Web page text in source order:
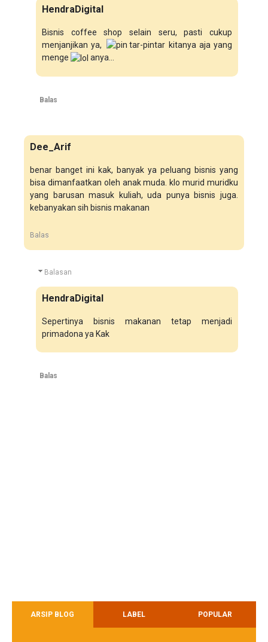
HendraDigital
Bisnis coffee shop selain seru, pasti cukup
menjanjikan ya,
tar-pintar kitanya aja yang
menge
anya...
Balas
Dee_Arif
benar banget ini kak, banyak ya peluang bisnis yang
bisa dimanfaatkan oleh anak muda. klo murid muridku
yang barusan masuk kuliah, uda punya bisnis juga.
kebanyakan sih bisnis makanan
Balas
Balasan
HendraDigital
Sepertinya bisnis makanan tetap menjadi
primadona ya Kak
Balas
ARSIP BLOG LABEL POPULAR